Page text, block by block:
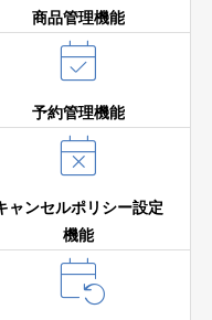
商品管理機能

予約管理機能

ャンセルポリシー設定
機能
